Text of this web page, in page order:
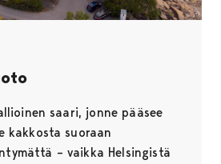
saari, jonne pääsee
kakkosta suoraan
– vaikka Helsingistä